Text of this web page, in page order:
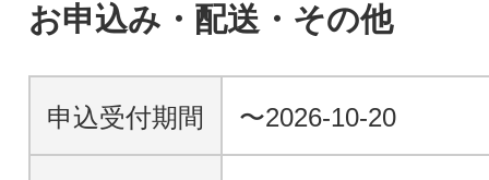
お申込み・配送・その他
申込受付期間 〜2026-10-20